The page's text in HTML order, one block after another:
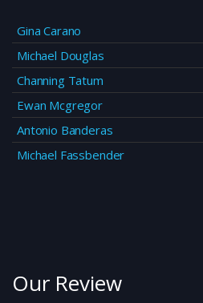
Gina Carano
Michael Douglas
Channing Tatum
Ewan Mcgregor
Antonio Banderas
Michael Fassbender
Our Review